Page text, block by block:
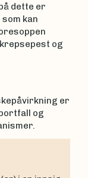
dette er
som kan
og
er
og